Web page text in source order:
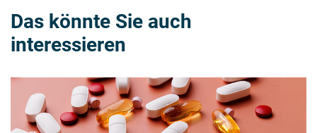
Das könnte Sie auch
interessieren